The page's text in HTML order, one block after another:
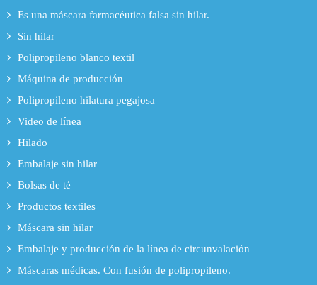
Es una máscara farmacéutica falsa sin hilar.
Sin hilar
Polipropileno blanco textil
Máquina de producción
Polipropileno hilatura pegajosa
Video de línea
Hilado
Embalaje sin hilar
Bolsas de té
Productos textiles
Máscara sin hilar
Embalaje y producción de la línea de circunvalación
Máscaras médicas. Con fusión de polipropileno.